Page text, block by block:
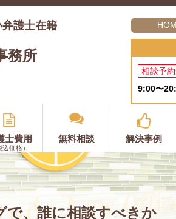
護士在籍
務所
相談予
9:00〜
士費用
込価格）
無料相談 解決事例
で、誰に相談すべきか